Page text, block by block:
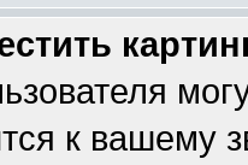
к вашему